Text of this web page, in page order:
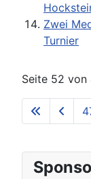
Zwei
Turnier
Seite 52 von